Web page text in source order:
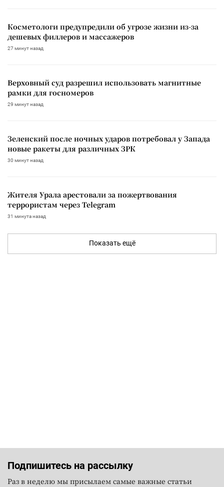
Косметологи предупредили об угрозе жизни из-за
дешевых филлеров и массажеров
27 минут назад
Верховный суд разрешил использовать магнитные
рамки для госномеров
29 минут назад
Зеленский после ночных ударов потребовал у Запада
новые ракеты для различных ЗРК
30 минут назад
Жителя Урала арестовали за пожертвования
террористам через Telegram
31 минута назад
Показать ещё
Подпишитесь на рассылку
Раз в неделю мы присылаем самые важные статьи